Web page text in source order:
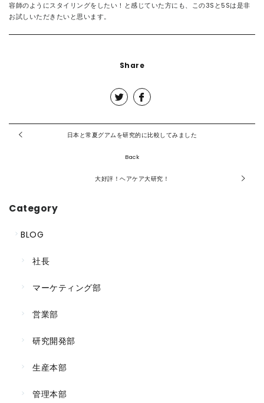
容師のようにスタイリングをしたい！と感じていた方にも、この3Sと5Sは是非
お試しいただきたいと思います。
Share
日本と常夏グアムを研究的に比較してみました
Back
大好評！ヘアケア大研究！
Category
BLOG
社長
マーケティング部
営業部
研究開発部
生産本部
管理本部